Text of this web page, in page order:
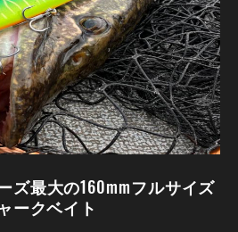
ズ最大の160mmフルサイズ
ークベイト